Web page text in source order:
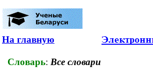
На главную
Словарь: Все словари